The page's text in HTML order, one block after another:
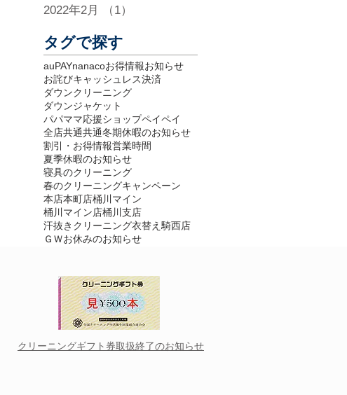
2022年2月
（1）
タグで探す
auPAYnanacoお得情報お知らせ
お詫びキャッシュレス決済
ダウンクリーニング
ダウンジャケット
パパママ応援ショップペイペイ
全店共通共通冬期休暇のお知らせ
割引・お得情報営業時間
夏季休暇のお知らせ
寝具のクリーニング
春のクリーニングキャンペーン
本店本町店桶川マイン
桶川マイン店桶川支店
汗抜きクリーニング衣替え 騎西店
ＧＷお休みのお知らせ
クリーニングギフト券取扱終了のお知らせ